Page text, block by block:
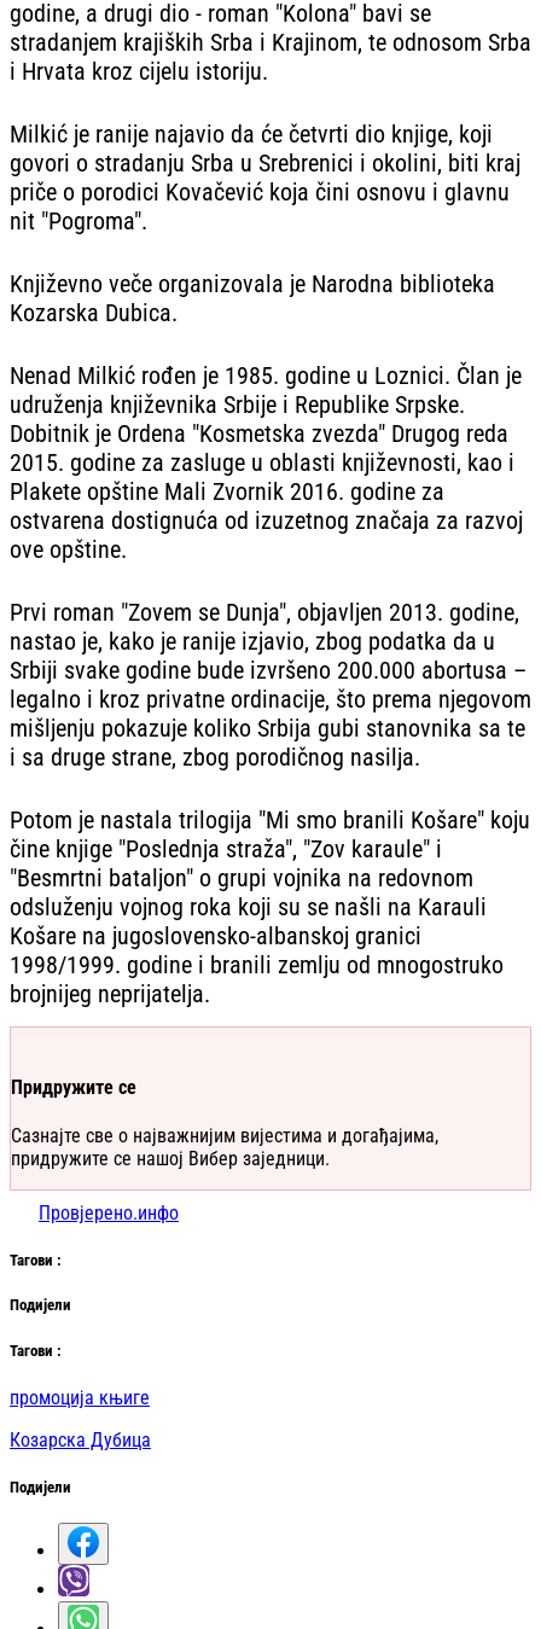
godine, a drugi dio - roman "Kolona" bavi se
stradanjem krajiških Srba i Krajinom, te odnosom Srba
i Hrvata kroz cijelu istoriju.
Milkić je ranije najavio da će četvrti dio knjige, koji
govori o stradanju Srba u Srebrenici i okolini, biti kraj
priče o porodici Kovačević koja čini osnovu i glavnu
nit "Pogroma".
Književno veče organizovala je Narodna biblioteka
Kozarska Dubica.
Nenad Milkić rođen je 1985. godine u Loznici. Član je
udruženja književnika Srbije i Republike Srpske.
Dobitnik je Ordena "Kosmetska zvezda" Drugog reda
2015. godine za zasluge u oblasti književnosti, kao i
Plakete opštine Mali Zvornik 2016. godine za
ostvarena dostignuća od izuzetnog značaja za razvoj
ove opštine.
Prvi roman "Zovem se Dunja", objavljen 2013. godine,
nastao je, kako je ranije izjavio, zbog podatka da u
Srbiji svake godine bude izvršeno 200.000 abortusa –
legalno i kroz privatne ordinacije, što prema njegovom
mišljenju pokazuje koliko Srbija gubi stanovnika sa te
i sa druge strane, zbog porodičnog nasilja.
Potom je nastala trilogija "Mi smo branili Košare" koju
čine knjige "Poslednja straža", "Zov karaule" i
"Besmrtni bataljon" o grupi vojnika na redovnom
odsluženju vojnog roka koji su se našli na Karauli
Košare na jugoslovensko-albanskoj granici
1998/1999. godine i branili zemlju od mnogostruko
brojnijeg neprijatelja.
Придружите се
Сазнајте све о најважнијим вијестима и догађајима,
придружите се нашој Вибер заједници.
Провјерено.инфо
Тагови :
Подијели
Тагови :
промоција књиге
Козарска Дубица
Подијели